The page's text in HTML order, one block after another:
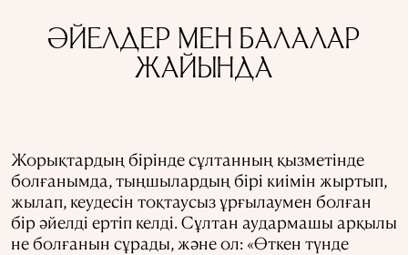
ӘЙЕЛДЕР МЕН БАЛАЛАР
ЖАЙЫНДА
Жорықтардың бірінде сұлтанның қызметінде
болғанымда, тыңшылардың бірі киімін жыртып,
жылап, кеудесін тоқтаусыз ұрғылаумен болған
бір әйелді ертіп келді. Сұлтан аудармашы арқылы
не болғанын сұрады, және ол: «Өткен түнде